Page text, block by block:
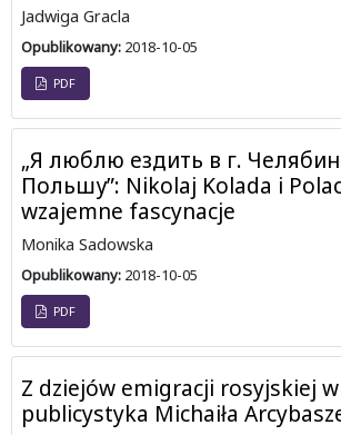
Jadwiga Gracla
Opublikowany: 2018-10-05
PDF
„Я люблю ездить в г.
Польшу”: Nikolaj Kolada i
wzajemne fascynacje
Monika Sadowska
Opublikowany: 2018-10-05
PDF
Z dziejów emigracji rosyjskiej w
publicystyka Michaiła